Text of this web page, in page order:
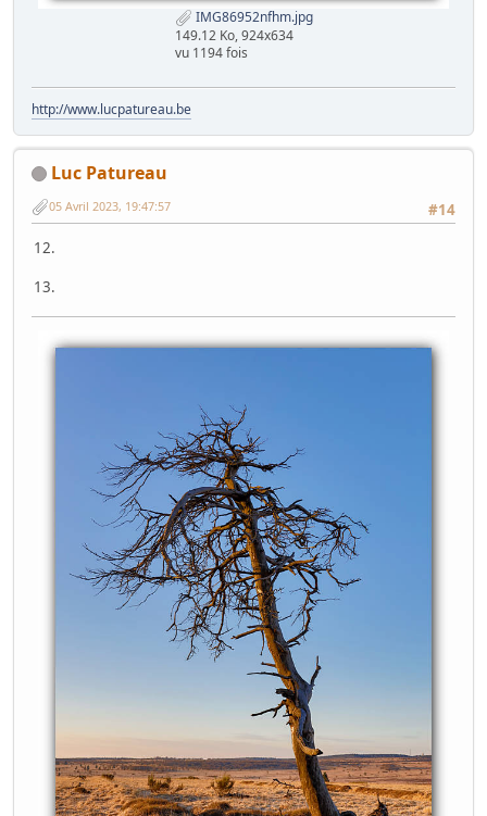
IMG86952nfhm.jpg
149.12 Ko, 924x634
vu 1194 fois
http://www.lucpatureau.be
Luc Patureau
#14
05 Avril 2023, 19:47:57
12.
13.